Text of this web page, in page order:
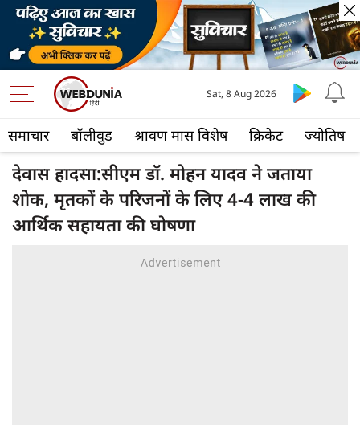
समाचार बॉलीवुड श्रावण मास विशेष क्रिकेट ज्योतिष
Sat, 8 Aug 2026
देवास हादसा:सीएम डॉ. मोहन यादव ने जताया
शोक, मृतकों के परिजनों के लिए 4-4 लाख की
आर्थिक सहायता की घोषणा